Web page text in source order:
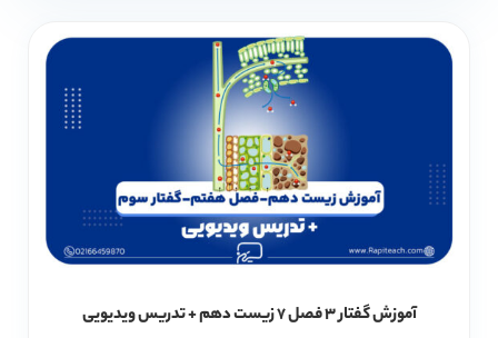
آموزش گفتار 3 فصل 7 زیست دهم + تدریس ویدیویی